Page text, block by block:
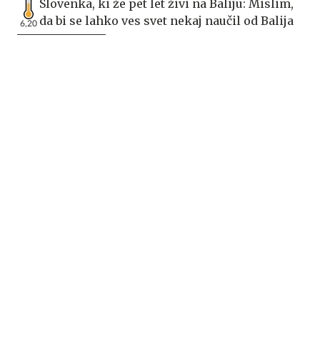
6,20
Slovenka, ki že pet let živi na Baliju: Mislim,
da bi se lahko ves svet nekaj naučil od Balija